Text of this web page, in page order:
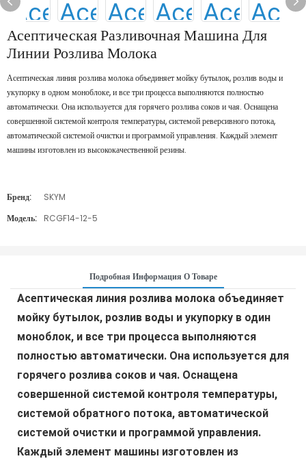
Асептическая Разливочная Машина Для
Линии Розлива Молока
Асептическая линия розлива молока объединяет мойку бутылок, розлив воды и
укупорку в одном моноблоке, и все три процесса выполняются полностью
автоматически. Она используется для горячего розлива соков и чая. Оснащена
совершенной системой контроля температуры, системой реверсивного потока,
автоматической системой очистки и программой управления. Каждый элемент
машины изготовлен из высококачественной резины.
Бренд:
SKYM
Модель:
RCGF14-12-5
Подробная Информация О Товаре
Асептическая линия розлива молока объединяет
мойку бутылок, розлив воды и укупорку в один
моноблок, и все три процесса выполняются
полностью автоматически. Она используется для
горячего розлива соков и чая. Оснащена
совершенной системой контроля температуры,
системой обратного потока, автоматической
системой очистки и программой управления.
Каждый элемент машины изготовлен из